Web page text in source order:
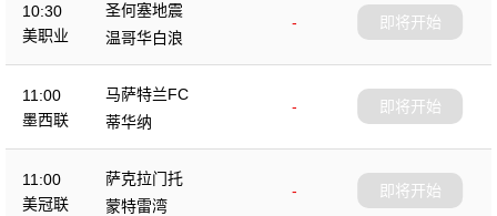
10:30
美职业
圣何塞地震
-
温哥华白浪
即将开始
11:00
墨西联
马萨特兰FC
-
蒂华纳
即将开始
11:00
美冠联
萨克拉门托
-
蒙特雷湾
即将开始